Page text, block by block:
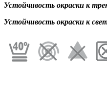
Устойчивость окраски к
Устойчивость окраски к